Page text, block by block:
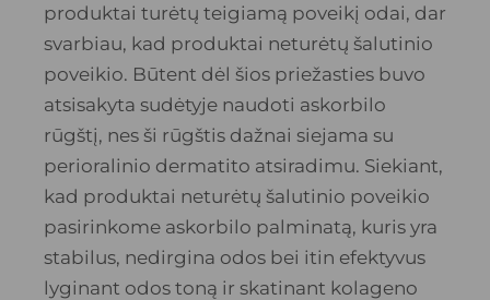
produktai turėtų teigiamą poveikį odai, dar
svarbiau, kad produktai neturėtų šalutinio
poveikio. Būtent dėl šios priežasties buvo
atsisakyta sudėtyje naudoti askorbilo
rūgštį, nes ši rūgštis dažnai siejama su
perioralinio dermatito atsiradimu. Siekiant,
kad produktai neturėtų šalutinio poveikio
pasirinkome askorbilo palminatą, kuris yra
stabilus, nedirgina odos bei itin efektyvus
lyginant odos toną ir skatinant kolageno